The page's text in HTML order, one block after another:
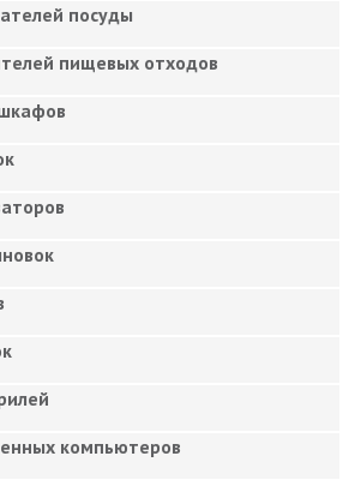
посуды
пищевых отходов
компьютеров